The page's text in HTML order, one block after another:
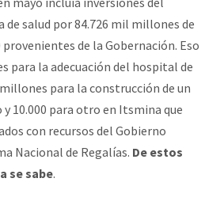
salud por 84.726 mil millones de
provenientes de la Gobernación. Eso
para la adecuación del hospital de
para la construcción de un
10.000 para otro en Itsmina que
con recursos del Gobierno
Nacional de Regalías. De estos
se sabe.